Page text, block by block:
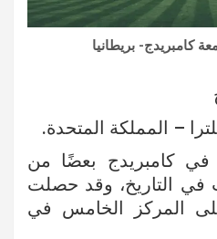
كامبريدج- بريطانيا
– المملكة المتحدة.
كامبريدج بعضًا من
في التاريخ، وقد حصلت
على المركز الخامس في